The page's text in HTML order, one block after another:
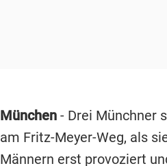
München- Drei Münchner
am Fritz-Meyer-Weg, als
Männern erst provoziert